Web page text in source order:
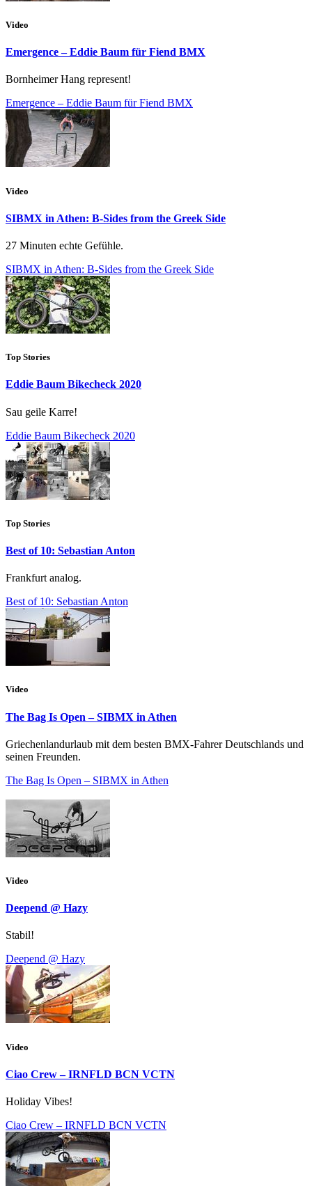
Video
Emergence – Eddie Baum für Fiend BMX
Bornheimer Hang represent!
Emergence – Eddie Baum für Fiend BMX
Video
SIBMX in Athen: B-Sides from the Greek Side
27 Minuten echte Gefühle.
SIBMX in Athen: B-Sides from the Greek Side
Top Stories
Eddie Baum Bikecheck 2020
Sau geile Karre!
Eddie Baum Bikecheck 2020
Top Stories
Best of 10: Sebastian Anton
Frankfurt analog.
Best of 10: Sebastian Anton
Video
The Bag Is Open – SIBMX in Athen
Griechenlandurlaub mit dem besten BMX-Fahrer Deutschlands und
seinen Freunden.
The Bag Is Open – SIBMX in Athen
Video
Deepend @ Hazy
Stabil!
Deepend @ Hazy
Video
Ciao Crew – IRNFLD BCN VCTN
Holiday Vibes!
Ciao Crew – IRNFLD BCN VCTN